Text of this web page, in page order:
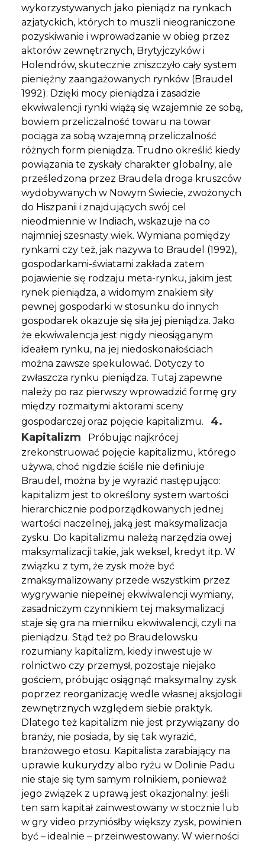
wykorzystywanych jako pieniądz na rynkach
azjatyckich, których to muszli nieograniczone
pozyskiwanie i wprowadzanie w obieg przez
aktorów zewnętrznych, Brytyjczyków i
Holendrów, skutecznie zniszczyło cały system
pieniężny zaangażowanych rynków (Braudel
1992). Dzięki mocy pieniądza i zasadzie
ekwiwalencji rynki wiążą się wzajemnie ze sobą,
bowiem przeliczalność towaru na towar
pociąga za sobą wzajemną przeliczalność
różnych form pieniądza. Trudno określić kiedy
powiązania te zyskały charakter globalny, ale
prześledzona przez Braudela droga kruszców
wydobywanych w Nowym Świecie, zwożonych
do Hiszpanii i znajdujących swój cel
nieodmiennie w Indiach, wskazuje na co
najmniej szesnasty wiek. Wymiana pomiędzy
rynkami czy też, jak nazywa to Braudel (1992),
gospodarkami-światami zakłada zatem
pojawienie się rodzaju meta-rynku, jakim jest
rynek pieniądza, a widomym znakiem siły
pewnej gospodarki w stosunku do innych
gospodarek okazuje się siła jej pieniądza. Jako
że ekwiwalencja jest nigdy nieosiąganym
ideałem rynku, na jej niedoskonałościach
można zawsze spekulować. Dotyczy to
zwłaszcza rynku pieniądza. Tutaj zapewne
należy po raz pierwszy wprowadzić formę gry
między rozmaitymi aktorami sceny
gospodarczej oraz pojęcie kapitalizmu.
4.
Kapitalizm
Próbując najkrócej
zrekonstruować pojęcie kapitalizmu, którego
używa, choć nigdzie ściśle nie definiuje
Braudel, można by je wyrazić następująco:
kapitalizm jest to określony system wartości
hierarchicznie podporządkowanych jednej
wartości naczelnej, jaką jest maksymalizacja
zysku. Do kapitalizmu należą narzędzia owej
maksymalizacji takie, jak weksel, kredyt itp. W
związku z tym, że zysk może być
zmaksymalizowany przede wszystkim przez
wygrywanie niepełnej ekwiwalencji wymiany,
zasadniczym czynnikiem tej maksymalizacji
staje się gra na mierniku ekwiwalencji, czyli na
pieniądzu. Stąd też po Braudelowsku
rozumiany kapitalizm, kiedy inwestuje w
rolnictwo czy przemysł, pozostaje niejako
gościem, próbując osiągnąć maksymalny zysk
poprzez reorganizację wedle własnej aksjologii
zewnętrznych względem siebie praktyk.
Dlatego też kapitalizm nie jest przywiązany do
branży, nie posiada, by się tak wyrazić,
branżowego etosu. Kapitalista zarabiający na
uprawie kukurydzy albo ryżu w Dolinie Padu
nie staje się tym samym rolnikiem, ponieważ
jego związek z uprawą jest okazjonalny: jeśli
ten sam kapitał zainwestowany w stocznie lub
w gry video przyniósłby większy zysk, powinien
być – idealnie – przeinwestowany. W wierności